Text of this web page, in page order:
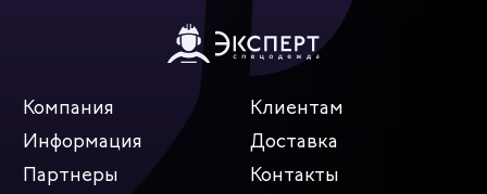
Компания
Клиентам
Информация
Доставка
Партнеры
Контакты